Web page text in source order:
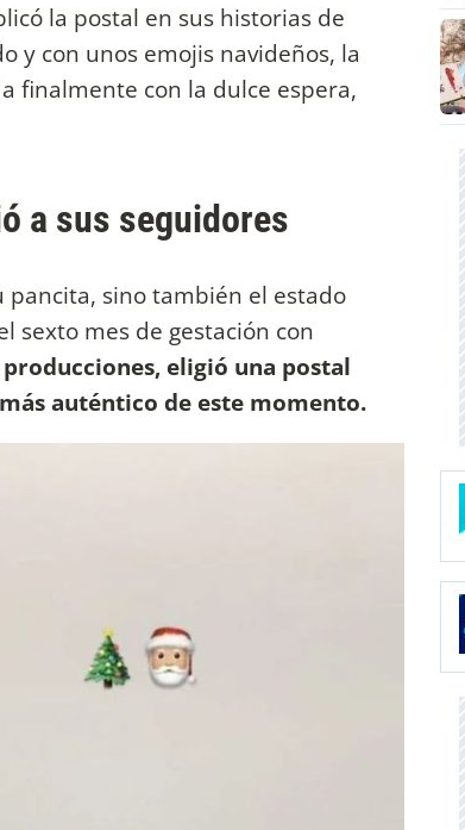
la postal en sus historias de
y con unos emojis navideños, la
finalmente con la dulce espera,
a sus seguidores
pancita, sino también el estado
sexto mes de gestación con
eligió una postal
auténtico de este momento.